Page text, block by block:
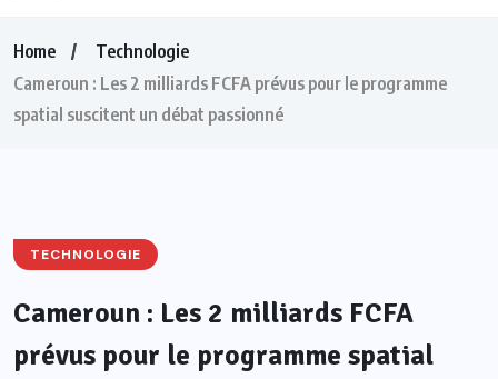
Home
Technologie
Cameroun : Les 2 milliards FCFA prévus pour le programme
spatial suscitent un débat passionné
TECHNOLOGIE
Cameroun : Les 2 milliards FCFA
prévus pour le programme spatial